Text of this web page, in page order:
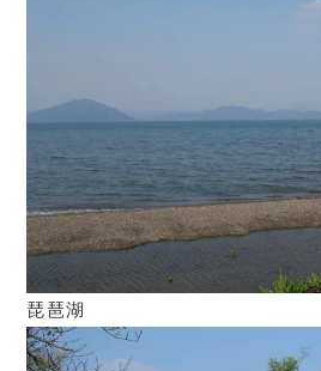
琵琶湖